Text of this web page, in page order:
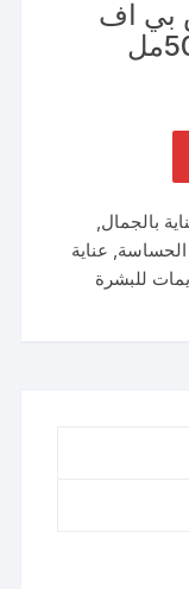
بي اف
بالجمال,
الحساسة, عناية
للبشرة